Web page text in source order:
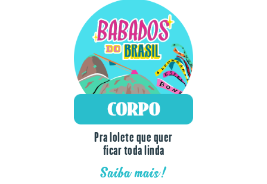
Pra lolete que quer
ficar toda linda
Saiba mais!